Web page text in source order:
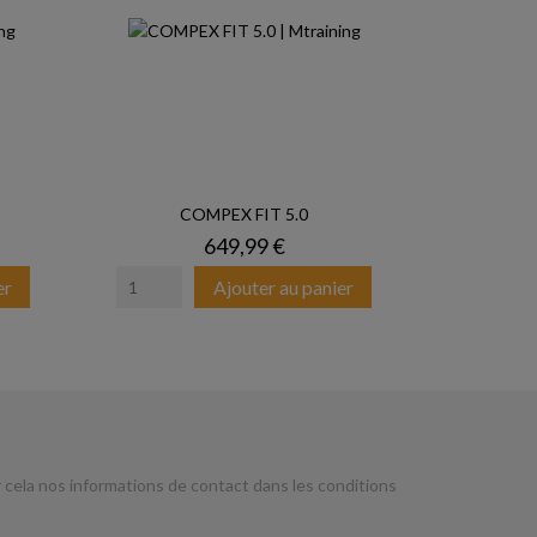
COMPEX FIT 5.0
Prix
649,99 €
Ajouter au panier
nos informations de contact dans les conditions